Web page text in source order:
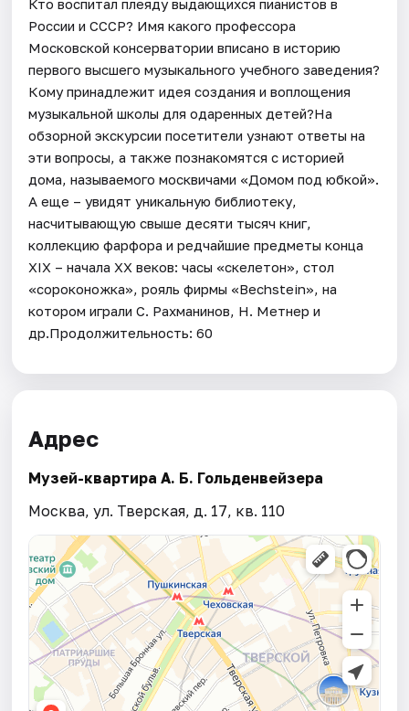
Кто воспитал плеяду выдающихся пианистов в
России и СССР? Имя какого профессора
Московской консерватории вписано в историю
первого высшего музыкального учебного заведения?
Кому принадлежит идея создания и воплощения
музыкальной школы для одаренных детей?На
обзорной экскурсии посетители узнают ответы на
эти вопросы, а также познакомятся с историей
дома, называемого москвичами «Домом под юбкой».
А еще – увидят уникальную библиотеку,
насчитывающую свыше десяти тысяч книг,
коллекцию фарфора и редчайшие предметы конца
XIX – начала XX веков: часы «скелетон», стол
«сороконожка», рояль фирмы «Bechstein», на
котором играли С. Рахманинов, Н. Метнер и
др.Продолжительность: 60
Адрес
Музей-квартира А. Б. Гольденвейзера
Москва, ул. Тверская, д. 17, кв. 110